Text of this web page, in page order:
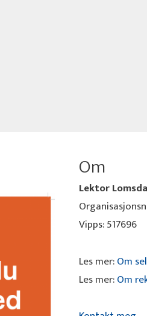
Om
Lektor
Vipps: 517696
Les mer:Om
Les mer:Om